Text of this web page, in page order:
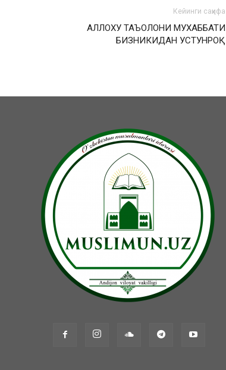
Кейинги саҳифа
АЛЛОХУ ТАЪОЛОНИ МУХАББАТИ
БИЗНИКИДАН УСТУНРОҚ